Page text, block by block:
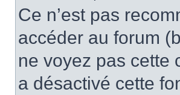
Ce n’est pas
accéder au forum
ne voyez pas cette
a désactivé cette